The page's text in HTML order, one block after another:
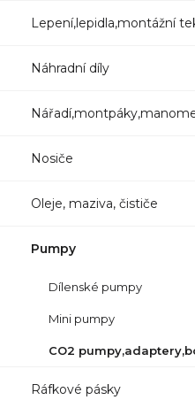
Lepení,lepidla,montážní
Náhradní díly
Nosiče
Oleje, maziva, čističe
Pumpy
Dílenské pumpy
Mini pumpy
CO2
Ráfkové pásky